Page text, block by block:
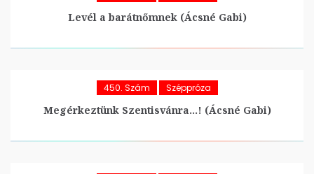
Levél a barátnőmnek (Ácsné Gabi)
450. Szám Széppróza
Megérkeztünk Szentisvánra…! (Ácsné Gabi)